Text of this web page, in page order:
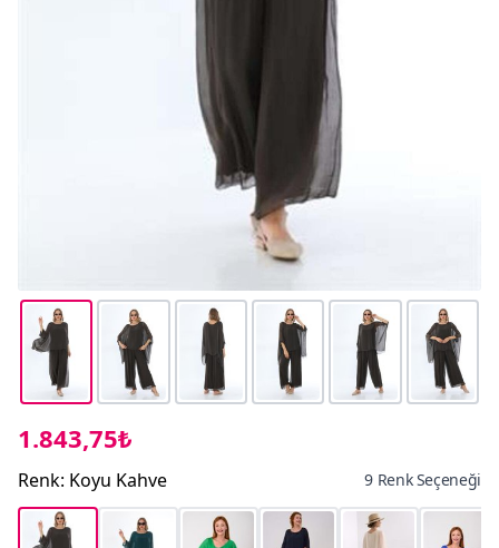
1.843,75₺
Renk: Koyu Kahve 9 Renk Seçeneği